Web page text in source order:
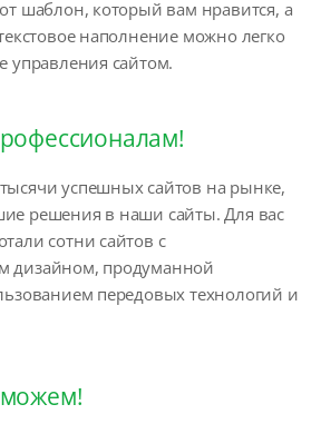
шаблон, который вам нравится, а
наполнение можно легко
управления сайтом.
успешных сайтов на рынке,
решения в наши сайты. Для вас
сотни сайтов с
дизайном, продуманной
передовых технологий и